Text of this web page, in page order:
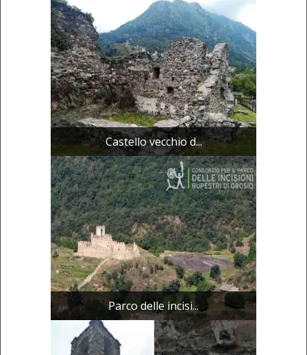
Castello vecchio d...
Parco delle incisi...